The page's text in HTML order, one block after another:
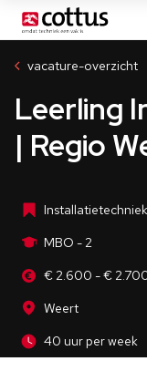
vacature-overzicht
Leerling
| Regio
Installatietechniek
MBO - 2
€ 2.600 - €
Weert
40 uur per week
MBO - 2
Weert
40 uur per week